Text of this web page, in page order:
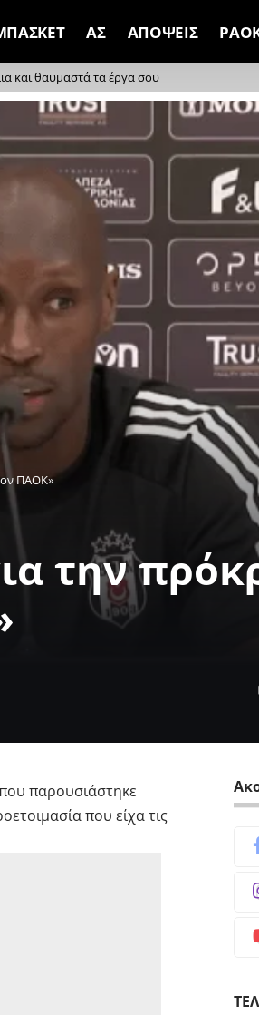
ΑΣ ΑΠΟΨΕΙΣ
και θαυμαστά τα έργα σου
ΠΑΟΚ»
την
παρουσιάστηκε
που είχα τις